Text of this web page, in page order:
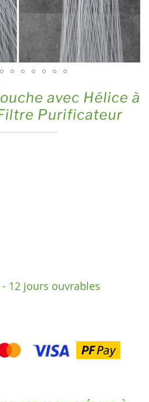
avec Hélice à
Purificateur
- 12 jours ouvrables